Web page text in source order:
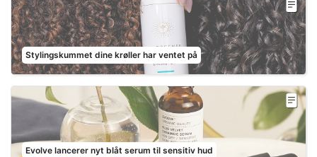
Stylingskummet dine krøller har ventet på
Evolve lancerer nyt blåt serum til sensitiv hud